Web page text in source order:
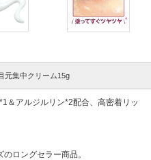
元集中クリーム15g
＆アルジルリン*2配合、高密着リッ
ロングセラー商品。